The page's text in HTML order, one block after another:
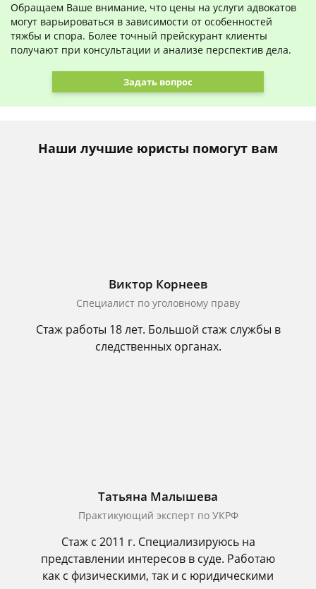
Обращаем Ваше внимание, что цены на услуги адвокатов
могут варьироваться в зависимости от особенностей
тяжбы и спора. Более точный прейскурант клиенты
получают при консультации и анализе перспектив дела.
Задать вопрос
Наши лучшие юристы помогут вам
Виктор Корнеев
Cпециалист по уголовному праву
Стаж работы 18 лет. Большой стаж службы в
следственных органах.
Татьяна Малышева
Практикующий эксперт по УКРФ
Стаж с 2011 г. Специализируюсь на
представлении интересов в суде. Работаю
как с физическими, так и с юридическими